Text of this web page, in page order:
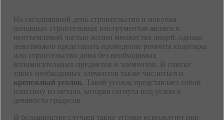
На сегодняшний день строительство и покупка
основных строительных инструментов является
неотъемлемой частью жизни множества людей, однако
невозможно представить проведение ремонта квартиры
или строительство дома без необходимых
вспомогательных предметов и элементов. В списке
таких необходимых элементов также числиться и
крепежный уголок. Такой уголок представляет собой
пластину из метала, которая согнута под углом в
девяносто градусов.
В большинстве случаев такие уголки используют при